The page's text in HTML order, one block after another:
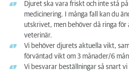
Djuret ska vara friskt och inte stå
medicinering. I många fall kan du
utskrivet, men behöver då ringa
veterinär.
Vi behöver djurets aktuella vikt,
förväntad vikt om 3 månader/6
Vi besvarar beställningar så snart